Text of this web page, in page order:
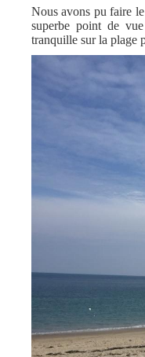
Nous avons pu faire
superbe point de
tranquille sur la plage